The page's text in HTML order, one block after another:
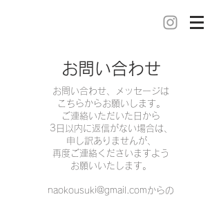
​お問い合わせ
お問い合わせ、メッセージは
こちらからお願いします。
ご連絡いただいた日から
3日以内に返信がない場合は、
申し訳ありませんが、
再度ご連絡くださいますよう
お願いいたします。
naokousuki@gmail.comからの